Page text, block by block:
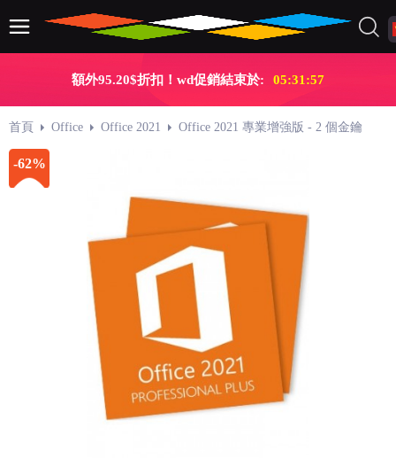
額外95.20$折扣！wd促銷結束於: 05:31:56
首頁 Office Office 2021 Office 2021 專業增強版 - 2 個金鑰
-62%